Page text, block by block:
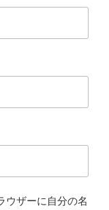
ウザーに自分の名